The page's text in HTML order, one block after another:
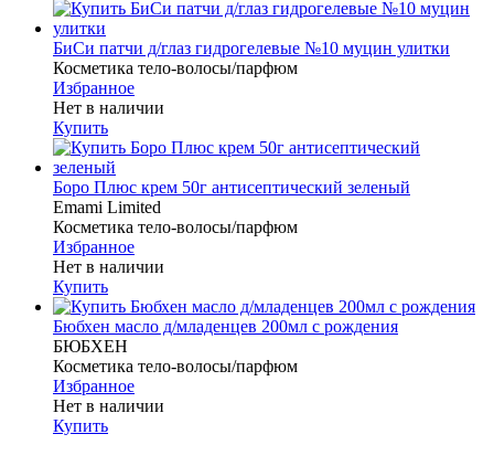
БиСи патчи д/глаз гидрогелевые №10 муцин улитки
Косметика тело-волосы/парфюм
Избранное
Нет в наличии
Купить
Боро Плюс крем 50г антисептический зеленый
Emami Limited
Косметика тело-волосы/парфюм
Избранное
Нет в наличии
Купить
Бюбхен масло д/младенцев 200мл с рождения
БЮБХЕН
Косметика тело-волосы/парфюм
Избранное
Нет в наличии
Купить